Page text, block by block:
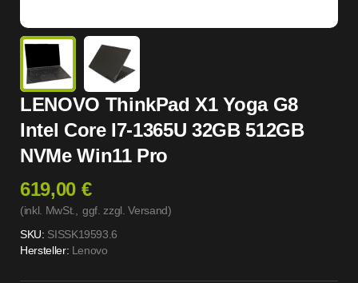
LENOVO ThinkPad X1 Yoga G8
Intel Core I7-1365U 32GB 512GB
NVMe Win11 Pro
619,00 €
(inkl. MwSt., ggf. zzgl. Versand)
SKU: SISSK19593.6
Hersteller: Lenovo